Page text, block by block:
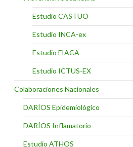
Estudio CASTUO
Estudio INCA-ex
Estudio FIACA
Estudio ICTUS-EX
Colaboraciones Nacionales
DARÍOS Epidemiológico
DARÍOS Inflamatorio
Estudio ATHOS